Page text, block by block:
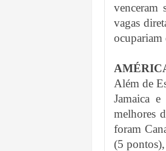
venceram
vagas
ocupariam
Além de
Jamaica
melhores
foram
(5